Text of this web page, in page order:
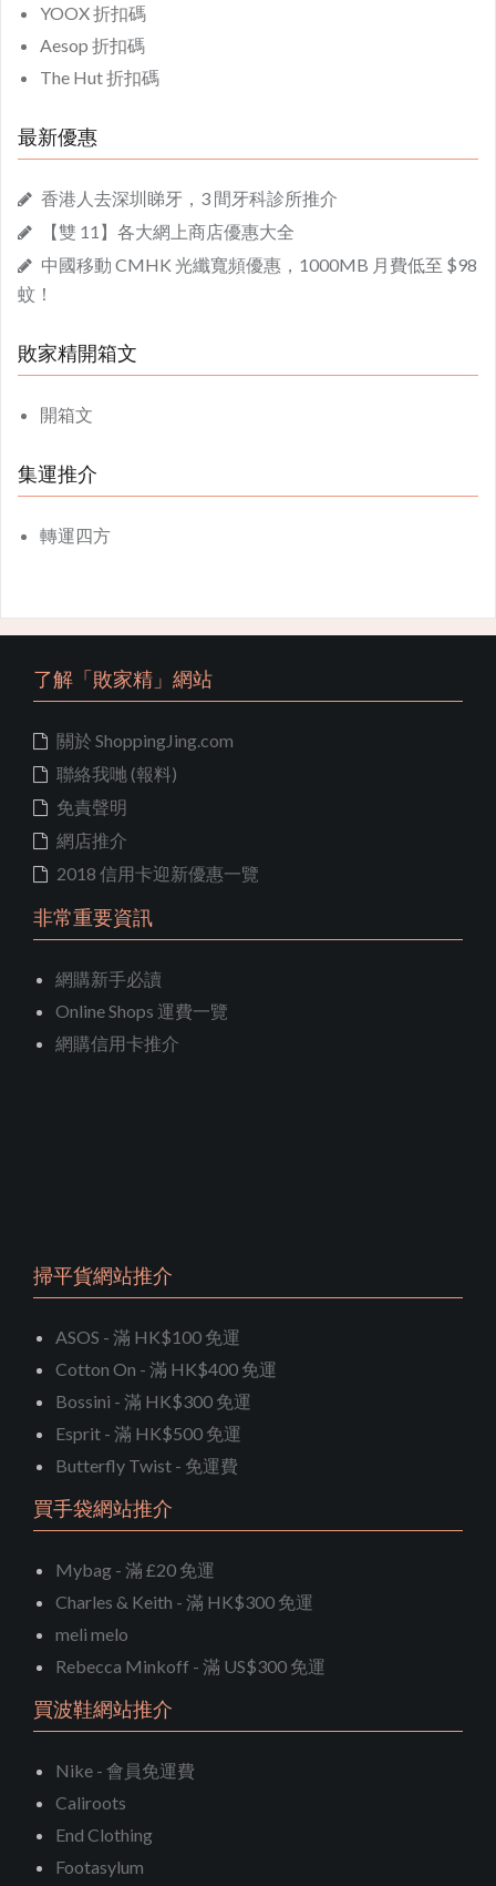
YOOX 折扣碼
Aesop 折扣碼
The Hut 折扣碼
最新優惠
香港人去深圳睇牙，3 間牙科診所推介
【雙 11】各大網上商店優惠大全
中國移動 CMHK 光纖寬頻優惠，1000MB 月費低至 $98
蚊！
敗家精開箱文
開箱文
集運推介
轉運四方
了解「敗家精」網站
關於 ShoppingJing.com
聯絡我哋 (報料)
免責聲明
網店推介
2018 信用卡迎新優惠一覽
非常重要資訊
網購新手必讀
Online Shops 運費一覽
網購信用卡推介
掃平貨網站推介
ASOS - 滿 HK$100 免運
Cotton On - 滿 HK$400 免運
Bossini - 滿 HK$300 免運
Esprit - 滿 HK$500 免運
Butterfly Twist - 免運費
買手袋網站推介
Mybag - 滿 £20 免運
Charles & Keith - 滿 HK$300 免運
meli melo
Rebecca Minkoff - 滿 US$300 免運
買波鞋網站推介
Nike - 會員免運費
Caliroots
End Clothing
Footasylum